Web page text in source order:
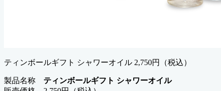
ティンボールギフト シャワーオイル 2,750円（税込）
製品名称 ティンボールギフト シャワーオイル